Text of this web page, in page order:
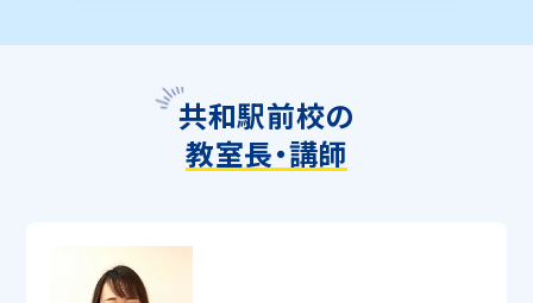
共和駅前校の
教室長・講師